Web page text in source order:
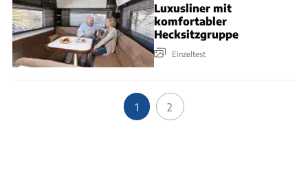
Luxusliner mit
komfortabler
Hecksitzgruppe
Einzeltest
1 2